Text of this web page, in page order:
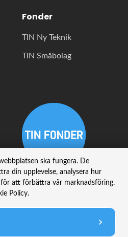
Fonder
TIN Ny Teknik
TIN Småbolag
ska fungera. De
din upplevelse, analysera hur
att förbättra vår marknadsföring.
Policy.